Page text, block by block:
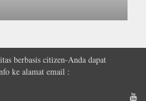
berbasis citizen-Anda dapat
ke alamat email :